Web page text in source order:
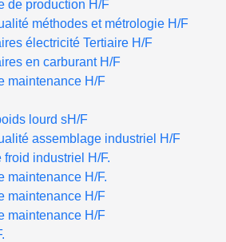
de production H/F
méthodes et métrologie H/F
électricité Tertiaire H/F
en carburant H/F
maintenance H/F
lourd sH/F
assemblage industriel H/F
froid industriel H/F.
maintenance H/F.
maintenance H/F
maintenance H/F